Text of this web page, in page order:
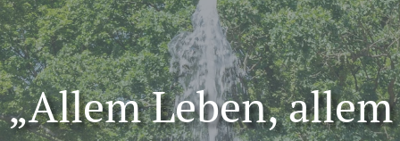
„Allem Leben, allem